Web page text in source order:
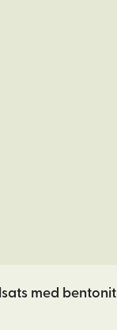
med bentonit